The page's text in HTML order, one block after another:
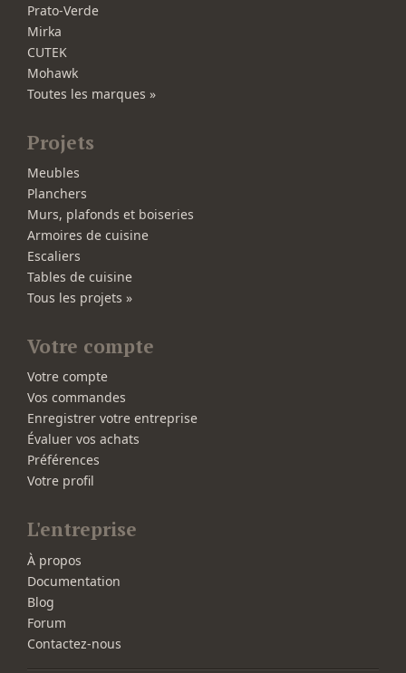
Prato-Verde
Mirka
CUTEK
Mohawk
Toutes les marques »
Projets
Meubles
Planchers
Murs, plafonds et boiseries
Armoires de cuisine
Escaliers
Tables de cuisine
Tous les projets »
Votre compte
Votre compte
Vos commandes
Enregistrer votre entreprise
Évaluer vos achats
Préférences
Votre profil
L'entreprise
À propos
Documentation
Blog
Forum
Contactez-nous